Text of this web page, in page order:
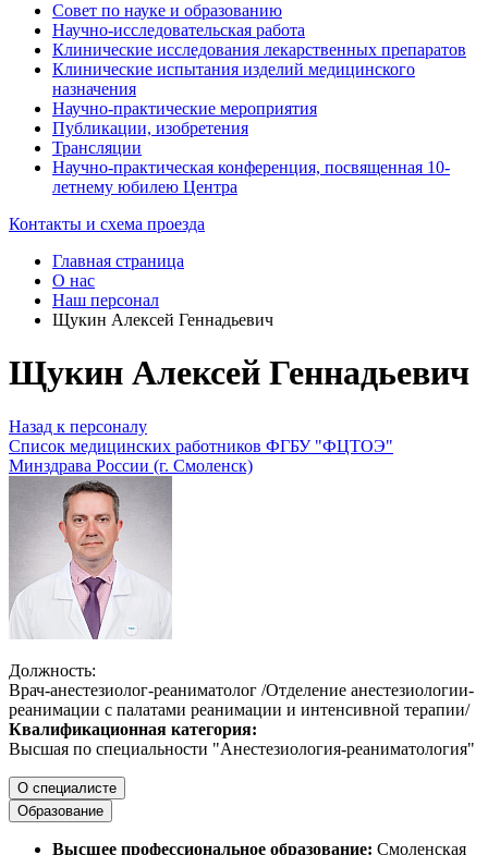
Совет по науке и образованию
Научно-исследовательская работа
Клинические исследования лекарственных препаратов
Клинические испытания изделий медицинского
назначения
Научно-практические мероприятия
Публикации, изобретения
Трансляции
Научно-практическая конференция, посвященная 10-
летнему юбилею Центра
Контакты и схема проезда
Главная страница
О нас
Наш персонал
Щукин Алексей Геннадьевич
Щукин Алексей Геннадьевич
Назад к персоналу
Список медицинских работников ФГБУ "ФЦТОЭ"
Минздрава России (г. Смоленск)
Должность:
Врач-анестезиолог-реаниматолог /Отделение анестезиологии-
реанимации с палатами реанимации и интенсивной терапии/
Квалификационная категория:
Высшая по специальности "Анестезиология-реаниматология"
О специалисте
Образование
Высшее профессиональное образование: Смоленская